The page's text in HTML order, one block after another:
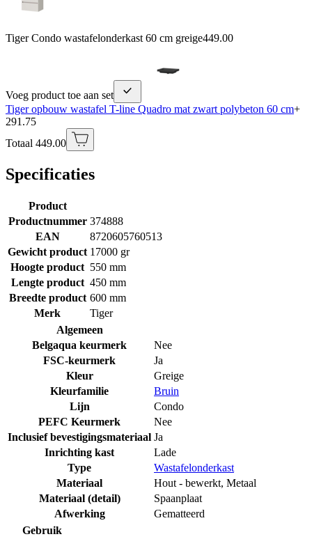
Tiger Condo wastafelonderkast 60 cm greige449.00
Voeg product toe aan set
Tiger opbouw wastafel T-line Quadro mat zwart polybeton 60 cm+
291.75
Totaal 449.00
Specificaties
Product
Productnummer 374888
EAN
8720605760513
Gewicht product 17000 gr
Hoogte product 550 mm
Lengte product 450 mm
Breedte product 600 mm
Merk
Tiger
Algemeen
Belgaqua keurmerk
Nee
FSC-keurmerk
Ja
Kleur
Greige
Kleurfamilie
Bruin
Lijn
Condo
PEFC Keurmerk
Nee
Inclusief bevestigingsmateriaal Ja
Inrichting kast
Lade
Type
Wastafelonderkast
Materiaal
Hout - bewerkt, Metaal
Materiaal (detail)
Spaanplaat
Afwerking
Gematteerd
Gebruik